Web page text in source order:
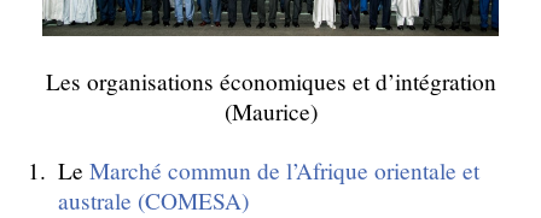
Les organisations économiques et d’intégration
(Maurice)
Le Marché commun de l’Afrique orientale et
australe (COMESA)